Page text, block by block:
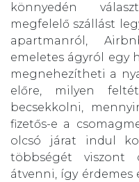
könnyedén
megfelelő szállást
apartmanról,
emeletes ágyról egy
megnehezítheti a
előre, milyen
becsekkolni,
fizetős-e a
olcsó járat indul
többségét viszont
átvenni, így érdemes